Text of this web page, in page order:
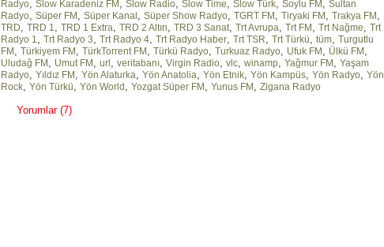
Radyo, Slow Karadeniz FM , Slow Radio, Slow Time, Slow Türk, Soylu FM , Sultan
Radyo, Süper FM , Süper Kanal , Süper Show Radyo, TGRT FM , Tiryaki FM , Trakya FM ,
TRD, TRD 1, TRD 1 Extra, TRD 2 Altın, TRD 3 Sanat, Trt Avrupa, Trt FM , Trt Nağme, Trt
Radyo 1, Trt Radyo 3, Trt Radyo 4, Trt Radyo Haber, Trt TSR, Trt Türkü, tüm, Turgutlu
FM , Türkiyem FM , TürkTorrent FM , Türkü Radyo, Turkuaz Radyo, Ufuk FM , Ülkü FM ,
Uludağ FM , Umut FM , url , veritabanı, Virgin Radio, vlc, winamp, Yağmur FM , Yaşam
Radyo, Yıldız FM , Yön Alaturka, Yön Anatolia, Yön Etnik, Yön Kampüs, Yön Radyo, Yön
Rock, Yön Türkü, Yön World , Yozgat Süper FM , Yunus FM , Zigana Radyo
Yorumlar (7)